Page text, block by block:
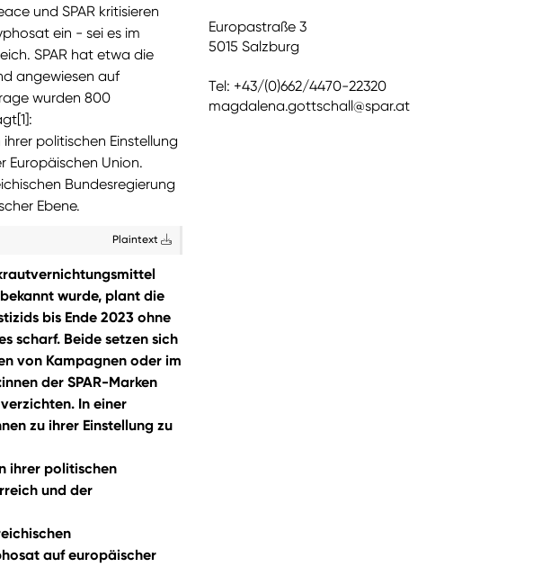
und SPAR kritisieren
ein - sei es im
SPAR hat etwa die
angewiesen auf
wurden 800
politischen Einstellung
Europäischen Union.
Bundesregierung
Ebene.
Plaintext
wurde, plant die
bis Ende 2023 ohne
scharf. Beide setzen sich
von Kampagnen oder im
der SPAR-Marken
In einer
zu ihrer Einstellung zu
ihrer politischen
und der
auf europäischer
Europastraße 3
5015 Salzburg
Tel: +43/(0)662/4470-22320
magdalena.gottschall@spar.at